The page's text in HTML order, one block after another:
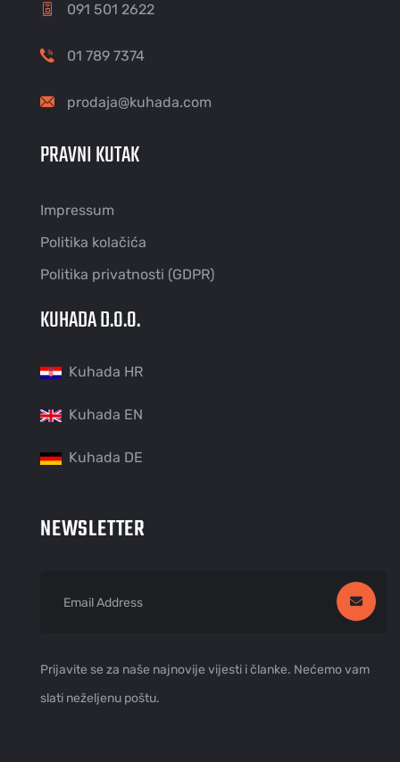
091 501 2622
01 789 7374
prodaja@kuhada.com
PRAVNI KUTAK
Impressum
Politika kolačića
Politika privatnosti (GDPR)
KUHADA D.O.O.
Kuhada HR
Kuhada EN
Kuhada DE
NEWSLETTER
Prijavite se za naše najnovije vijesti i članke. Nećemo vam
slati neželjenu poštu.